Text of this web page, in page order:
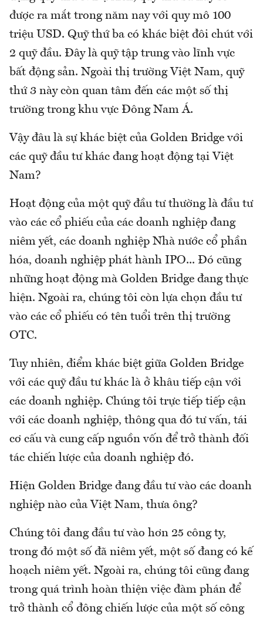
được ra mắt trong năm nay với quy mô 100
triệu USD. Quỹ thứ ba có khác biệt đôi chút với
2 quỹ đầu. Đây là quỹ tập trung vào lĩnh vực
bất động sản. Ngoài thị trường Việt Nam, quỹ
thứ 3 này còn quan tâm đến các một số thị
trường trong khu vực Đông Nam Á.
Vậy đâu là sự khác biệt của Golden Bridge với
các quỹ đầu tư khác đang hoạt động tại Việt
Nam?
Hoạt động của một quỹ đầu tư thường là đầu tư
vào các cổ phiếu của các doanh nghiệp đang
niêm yết, các doanh nghiệp Nhà nước cổ phần
hóa, doanh nghiệp phát hành IPO... Đó cũng
những hoạt động mà Golden Bridge đang thực
hiện. Ngoài ra, chúng tôi còn lựa chọn đầu tư
vào các cổ phiếu có tên tuổi trên thị trường
OTC.
Tuy nhiên, điểm khác biệt giữa Golden Bridge
với các quỹ đầu tư khác là ở khâu tiếp cận với
các doanh nghiệp. Chúng tôi trực tiếp tiếp cận
với các doanh nghiệp, thông qua đó tư vấn, tái
cơ cấu và cung cấp nguồn vốn để trở thành đối
tác chiến lược của doanh nghiệp đó.
Hiện Golden Bridge đang đầu tư vào các doanh
nghiệp nào của Việt Nam, thưa ông?
Chúng tôi đang đầu tư vào hơn 25 công ty,
trong đó một số đã niêm yết, một số đang có kế
hoạch niêm yết. Ngoài ra, chúng tôi cũng đang
trong quá trình hoàn thiện việc đàm phán để
trở thành cổ đông chiến lược của một số công